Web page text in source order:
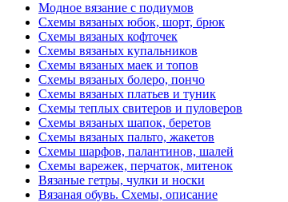
Модное вязание с подиумов
Схемы вязаных юбок, шорт, брюк
Схемы вязаных кофточек
Схемы вязаных купальников
Схемы вязаных маек и топов
Схемы вязаных болеро, пончо
Схемы вязаных платьев и туник
Схемы теплых свитеров и пуловеров
Схемы вязаных шапок, беретов
Схемы вязаных пальто, жакетов
Схемы шарфов, палантинов, шалей
Схемы варежек, перчаток, митенок
Вязаные гетры, чулки и носки
Вязаная обувь. Схемы, описание